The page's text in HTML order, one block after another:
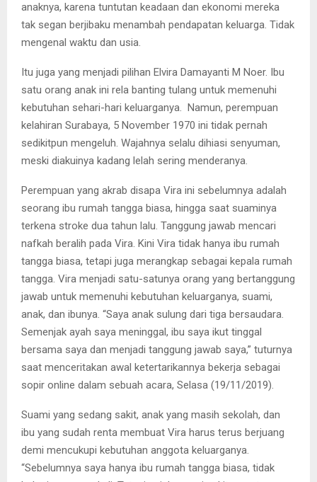
anaknya, karena tuntutan keadaan dan ekonomi mereka
tak segan berjibaku menambah pendapatan keluarga. Tidak
mengenal waktu dan usia.
Itu juga yang menjadi pilihan Elvira Damayanti M Noer. Ibu
satu orang anak ini rela banting tulang untuk memenuhi
kebutuhan sehari-hari keluarganya. Namun, perempuan
kelahiran Surabaya, 5 November 1970 ini tidak pernah
sedikitpun mengeluh. Wajahnya selalu dihiasi senyuman,
meski diakuinya kadang lelah sering menderanya.
Perempuan yang akrab disapa Vira ini sebelumnya adalah
seorang ibu rumah tangga biasa, hingga saat suaminya
terkena stroke dua tahun lalu. Tanggung jawab mencari
nafkah beralih pada Vira. Kini Vira tidak hanya ibu rumah
tangga biasa, tetapi juga merangkap sebagai kepala rumah
tangga. Vira menjadi satu-satunya orang yang bertanggung
jawab untuk memenuhi kebutuhan keluarganya, suami,
anak, dan ibunya. “Saya anak sulung dari tiga bersaudara.
Semenjak ayah saya meninggal, ibu saya ikut tinggal
bersama saya dan menjadi tanggung jawab saya,” tuturnya
saat menceritakan awal ketertarikannya bekerja sebagai
sopir online dalam sebuah acara, Selasa (19/11/2019).
Suami yang sedang sakit, anak yang masih sekolah, dan
ibu yang sudah renta membuat Vira harus terus berjuang
demi mencukupi kebutuhan anggota keluarganya.
“Sebelumnya saya hanya ibu rumah tangga biasa, tidak